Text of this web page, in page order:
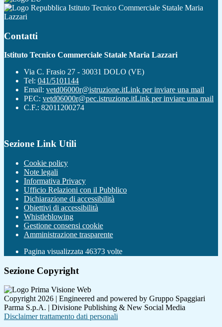
Istituto Tecnico Commerciale Statale Maria
Lazzari
Contatti
Istituto Tecnico Commerciale Statale Maria Lazzari
Via C. Frasio 27 - 30031 DOLO (VE)
Tel: 041/5101144
Email: vetd06000r@istruzione.itLink per inviare una mail
PEC: vetd06000r@pec.istruzione.itLink per inviare una mail
C.F.: 82011200274
Sezione Link Utili
Cookie policy
Note legali
Informativa Privacy
Ufficio Relazioni con il Pubblico
Dichiarazione di accessibilità
Obiettivi di accessibilità
Whistleblowing
Gestione consensi cookie
Amministrazione trasparente
Pagina visualizzata 46373 volte
Sezione Copyright
Copyright 2026 | Engineered and powered by Gruppo Spaggiari
Parma S.p.A. | Divisione Publishing & New Social Media
Disclaimer trattamento dati personali